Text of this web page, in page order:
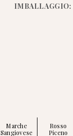
IMBALLAGGIO:
Marche
Sangiovese
Rosso
Piceno